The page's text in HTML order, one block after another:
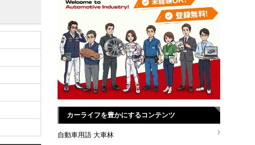
カーライフを豊かにするコンテンツ
自動車用語 大車林